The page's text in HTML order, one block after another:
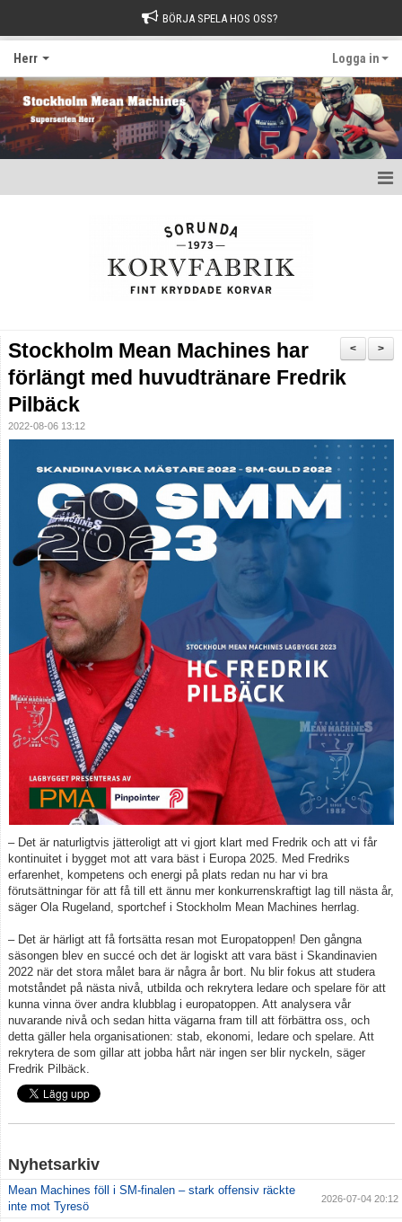
BÖRJA SPELA HOS OSS?
Herr Logga in
>
<
Stockholm Mean Machines har
förlängt med huvudtränare Fredrik
Pilbäck
2022-08-06 13:12
– Det är naturligtvis jätteroligt att vi gjort klart med Fredrik och att vi får
kontinuitet i bygget mot att vara bäst i Europa 2025. Med Fredriks
erfarenhet, kompetens och energi på plats redan nu har vi bra
förutsättningar för att få till ett ännu mer konkurrenskraftigt lag till nästa år,
säger Ola Rugeland, sportchef i Stockholm Mean Machines herrlag.
– Det är härligt att få fortsätta resan mot Europatoppen! Den gångna
säsongen blev en succé och det är logiskt att vara bäst i Skandinavien
2022 när det stora målet bara är några år bort. Nu blir fokus att studera
motståndet på nästa nivå, utbilda och rekrytera ledare och spelare för att
kunna vinna över andra klubblag i europatoppen. Att analysera vår
nuvarande nivå och sedan hitta vägarna fram till att förbättra oss, och
detta gäller hela organisationen: stab, ekonomi, ledare och spelare. Att
rekrytera de som gillar att jobba hårt när ingen ser blir nyckeln, säger
Fredrik Pilbäck.
Nyhetsarkiv
Mean Machines föll i SM-finalen – stark offensiv räckte
inte mot Tyresö
2026-07-04 20:12